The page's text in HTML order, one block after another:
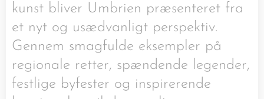
kunst bliver Umbrien præsenteret fra
et nyt og usædvanligt perspektiv.
Gennem smagfulde eksempler på
regionale retter, spændende legender,
festlige byfester og inspirerende